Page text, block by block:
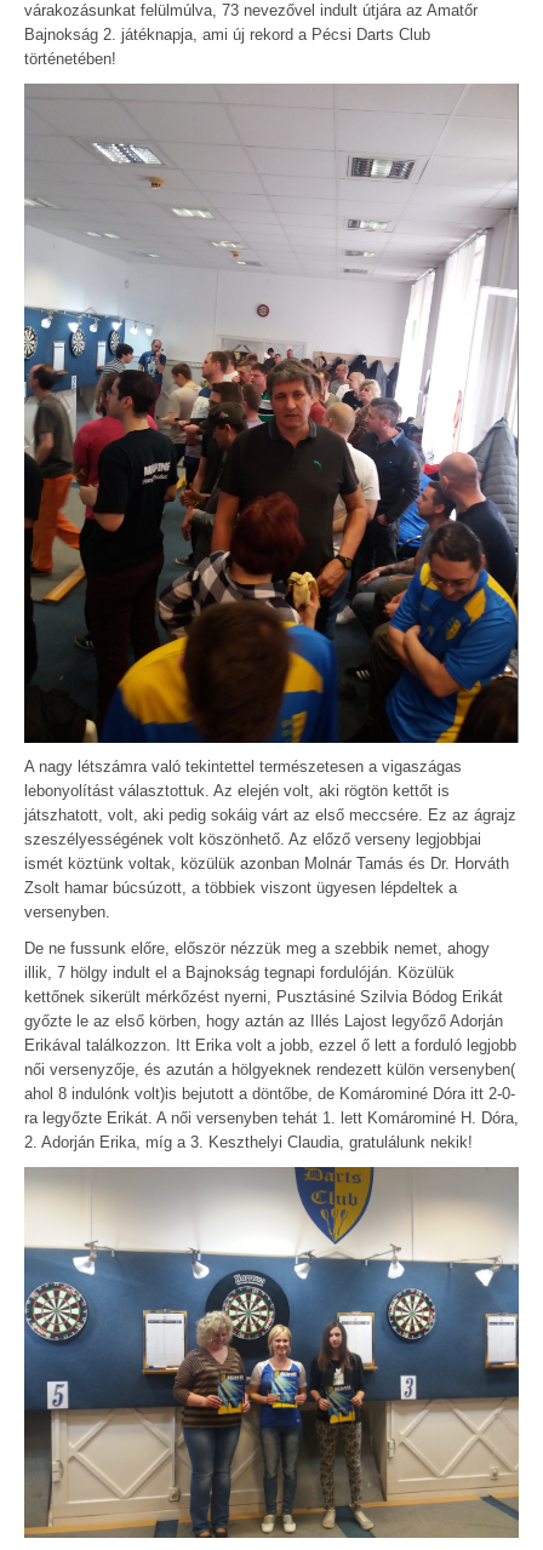
várakozásunkat felülmúlva, 73 nevezővel indult útjára az Amatőr
Bajnokság 2. játéknapja, ami új rekord a Pécsi Darts Club
történetében!
A nagy létszámra való tekintettel természetesen a vigaszágas
lebonyolítást választottuk. Az elején volt, aki rögtön kettőt is
játszhatott, volt, aki pedig sokáig várt az első meccsére. Ez az ágrajz
szeszélyességének volt köszönhető. Az előző verseny legjobbjai
ismét köztünk voltak, közülük azonban Molnár Tamás és Dr. Horváth
Zsolt hamar búcsúzott, a többiek viszont ügyesen lépdeltek a
versenyben.
De ne fussunk előre, először nézzük meg a szebbik nemet, ahogy
illik, 7 hölgy indult el a Bajnokság tegnapi fordulóján. Közülük
kettőnek sikerült mérkőzést nyerni, Pusztásiné Szilvia Bódog Erikát
győzte le az első körben, hogy aztán az Illés Lajost legyőző Adorján
Erikával találkozzon. Itt Erika volt a jobb, ezzel ő lett a forduló legjobb
női versenyzője, és azután a hölgyeknek rendezett külön versenyben(
ahol 8 indulónk volt)is bejutott a döntőbe, de Komárominé Dóra itt 2-0-
ra legyőzte Erikát. A női versenyben tehát 1. lett Komárominé H. Dóra,
2. Adorján Erika, míg a 3. Keszthelyi Claudia, gratulálunk nekik!